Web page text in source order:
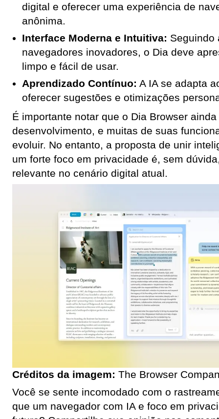
digital e oferecer uma experiência de
anônima.
Interface Moderna e Intuitiva: Seguindo
navegadores inovadores, o Dia deve
limpo e fácil de usar.
Aprendizado Contínuo: A IA se adapta
oferecer sugestões e otimizações
É importante notar que o Dia Browser
desenvolvimento, e muitas de suas
evoluir. No entanto, a proposta de unir
um forte foco em privacidade é, sem
relevante no cenário digital atual.
Créditos da imagem: The Browser
Você se sente incomodado com o
que um navegador com IA e foco em